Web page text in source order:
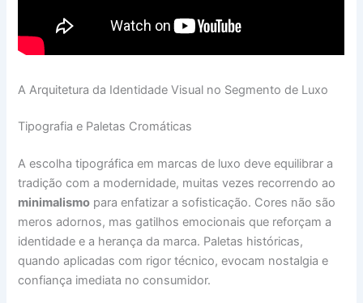
A Arquitetura da Identidade Visual no Segmento de Luxo
Tipografia e Paletas Cromáticas
A escolha tipográfica em marcas de luxo deve equilibrar a
tradição com a modernidade, muitas vezes recorrendo ao
minimalismo para enfatizar a sofisticação. Cores não são
meros adornos, mas gatilhos emocionais que reforçam a
identidade e a herança da marca. Paletas históricas,
quando aplicadas com rigor técnico, evocam nostalgia e
confiança imediata no consumidor.